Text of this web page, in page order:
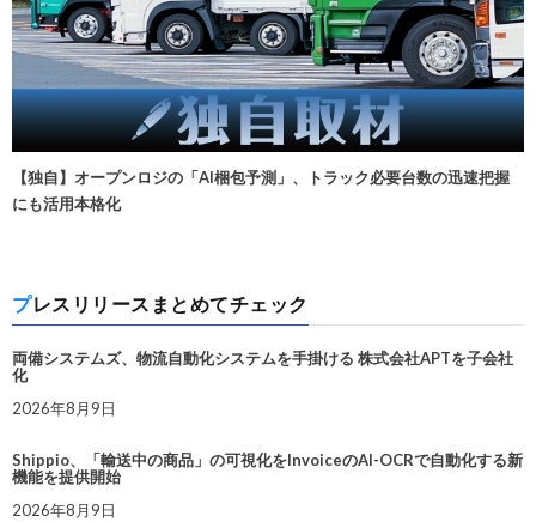
【独自】オープンロジの「AI梱包予測」、トラック必要台数の迅速把握
にも活用本格化
プレスリリースまとめてチェック
両備システムズ、物流自動化システムを手掛ける 株式会社APTを子会社
化
2026年8月9日
Shippio、「輸送中の商品」の可視化をInvoiceのAI-OCRで自動化する新
機能を提供開始
2026年8月9日